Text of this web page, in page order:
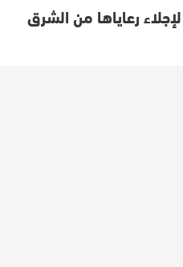
رعاياها من الشرق